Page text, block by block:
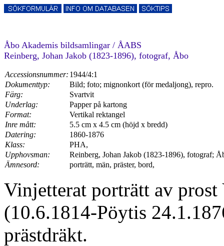
Åbo Akademis bildsamlingar / ÅABS
Reinberg, Johan Jakob (1823-1896), fotograf, Åbo
Accessionsnummer: 1944/4:1
Dokumenttyp:
Bild; foto; mignonkort (för medaljong), repro.
Färg:
Svartvit
Underlag:
Papper på kartong
Format:
Vertikal rektangel
Inre mått:
5.5 cm x 4.5 cm (höjd x bredd)
Datering:
1860-1876
Klass:
PHA,
Upphovsman:
Reinberg, Johan Jakob (1823-1896), fotograf;
Ämnesord:
porträtt, män, präster, bord,
Vinjetterat porträtt av
(10.6.1814-Pöytis
prästdräkt.